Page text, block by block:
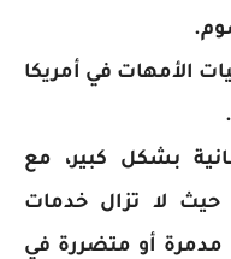
الأمهات في أمريكا
بشكل كبير، مع
حيث لا تزال خدمات
أو متضررة في